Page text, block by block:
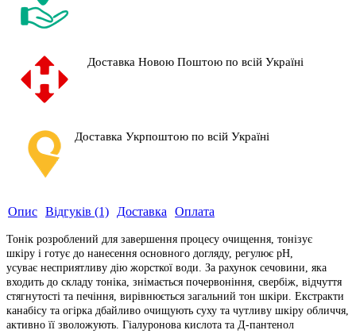
Доставка Новою Поштою по всій Україні
Доставка Укрпоштою по всій Україні
Опис Відгуків (1) Доставка Оплата
Тонік розроблений для завершення процесу очищення, тонізує
шкіру і готує до нанесення основного догляду, регулює рН,
усуває несприятливу дію жорсткої води. За рахунок сечовини, яка
входить до складу тоніка, знімається почервоніння, свербіж, відчуття
стягнутості та печіння, вирівнюється загальний тон шкіри. Екстракти
канабісу та огірка дбайливо очищують суху та чутливу шкіру обличчя,
активно її зволожують. Гіалуронова кислота та Д-пантенол